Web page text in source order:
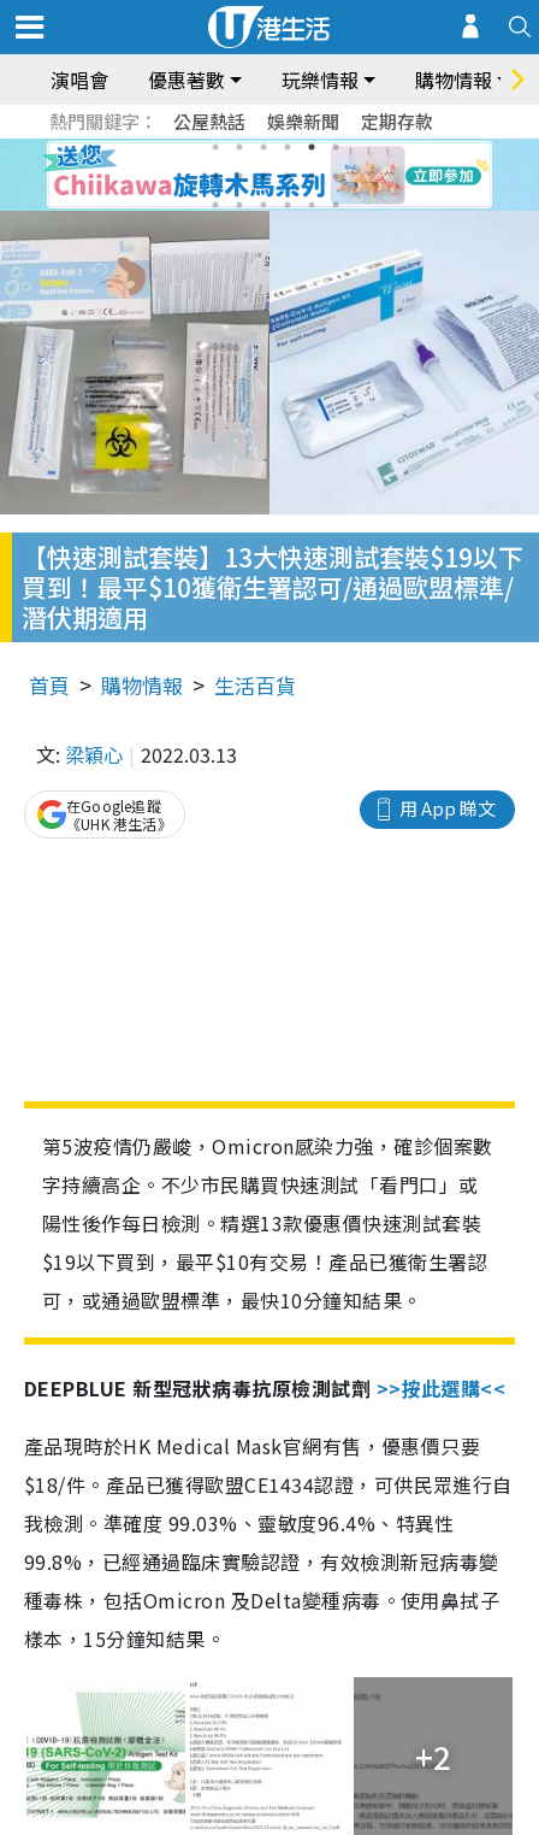
演唱會 優惠著數 玩樂情報 購物情報
熱門關鍵字： 公屋熱話 娛樂新聞 定期存款
【快速測試套裝】13大快速測試套裝$19以下
買到！最平$10獲衛生署認可/通過歐盟標準/
潛伏期適用
首頁 購物情報 生活百貨
文: 梁穎心 2022.03.13
用 App 睇文
在Google追蹤
《UHK 港生活》
第5波疫情仍嚴峻，Omicron感染力強，確診個案數
字持續高企。不少市民購買快速測試「看門口」或
陽性後作每日檢測。精選13款優惠價快速測試套裝
$19以下買到，最平$10有交易！產品已獲衛生署認
可，或通過歐盟標準，最快10分鐘知結果。
DEEPBLUE 新型冠狀病毒抗原檢測試劑 >>按此選購<<
產品現時於HK Medical Mask官網有售，優惠價只要
$18/件。產品已獲得歐盟CE1434認證，可供民眾進行自
我檢測。準確度 99.03%、靈敏度96.4%、特異性
99.8%，已經通過臨床實驗認證，有效檢測新冠病毒變
種毒株，包括Omicron 及Delta變種病毒。使用鼻拭子
樣本，15分鐘知結果。
+2